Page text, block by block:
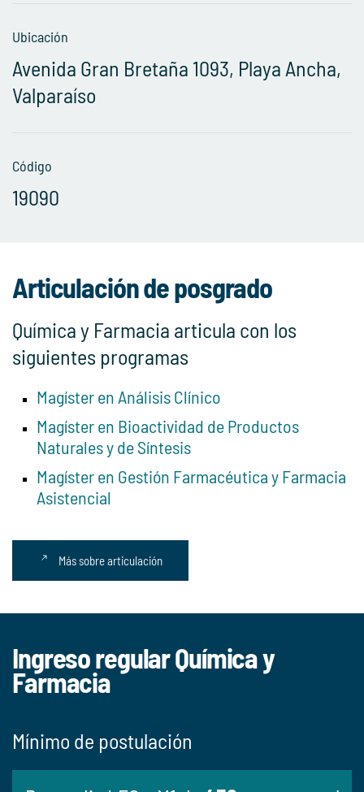
Ubicación
Avenida Gran Bretaña 1093, Playa Ancha,
Valparaíso
Código
19090
Articulación de posgrado
Química y Farmacia articula con los
siguientes programas
Magíster en Análisis Clínico
Magíster en Bioactividad de Productos
Naturales y de Síntesis
Magíster en Gestión Farmacéutica y Farmacia
Asistencial
Más sobre articulación
Ingreso regular Química y
Farmacia
Mínimo de postulación